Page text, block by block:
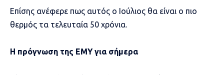
Επίσης ανέφερε πως αυτός ο Ιούλιος θα είναι ο πιο
θερμός τα τελευταία 50 χρόνια.
Η πρόγνωση της ΕΜΥ για σήμερα